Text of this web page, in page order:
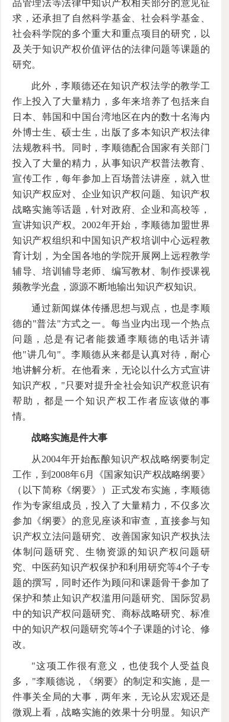
品管理法等法律中知识产权相关部分的意见征
求，还承担了自然科学基金、社会科学基金、
社会科学院的多个重大和重点项目的研究，以
及关于知识产权价值评估的法律问题等课题的
研究。
此外，李顺德还在知识产权法学的教学工
作上投入了大量精力，多年来培养了包括来自
日本、韩国和中国台湾地区在内的数十名海内
外博士生、硕士生，出版了多本知识产权法律
法规教科书。同时，李顺德配合国家有关部门
投入了大量的精力，从事知识产权普法教育、
宣传工作，每年参加上百场普法讲座，就入世
知识产权应对、企业知识产权问题、知识产权
战略实施等话题，针对政府、企业和高校等，
宣讲知识产权。2002年开始，李顺德加盟世界
知识产权组织和中国知识产权培训中心远程教
育计划，为全国各地的学院开展网上远程教学
辅导、培训辅导老师、编写教材、制作授课视
频教学光盘，源源不断地输出知识产权知识。
通过新闻媒体传播思想与观点，也是李顺
德的"普法"方式之一。每当业内出现一个热点
问题，总是有记者能拨通李顺德的电话并请
他"讲几句"。李顺德从来都是认真对待，耐心
地讲解分析。在他看来，无论以什么方式宣讲
知识产权，"只要对提升全社会知识产权意识有
帮助，都是一个知识产权工作者应该做的事
情。
战略实施是件大事
从2004年开始酝酿知识产权战略纲要制定
工作，到2008年6月《国家知识产权战略纲要》
（以下简称《纲要》）正式发布实施，李顺德
作为专家组成员，投入了大量精力，不仅多次
参加《纲要》的意见座谈和审查，直接参与知
识产权立法问题研究、改善国家知识产权执法
体制问题研究、生物资源的知识产权问题研
究、中医药知识产权保护和利用研究等4个子专
题的撰写，同时还作为顾问和课题骨干参加了
保护和禁止知识产权滥用问题研究、国际贸易
中的知识产权问题研究、商标战略研究、标准
中的知识产权问题研究等4个子课题的讨论、修
改。
"这项工作很有意义，也使我个人受益良
多，"李顺德说，《纲要》的制定和实施，是一
件事关全局的大事，两年来，无论从宏观还是
微观上看，战略实施的效果十分明显。知识产